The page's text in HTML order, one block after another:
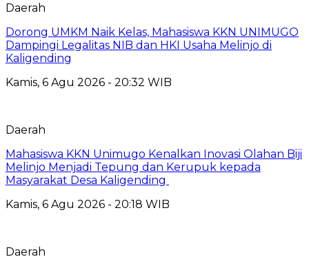
Daerah
Dorong UMKM Naik Kelas, Mahasiswa KKN UNIMUGO
Dampingi Legalitas NIB dan HKI Usaha Melinjo di
Kaligending
Kamis, 6 Agu 2026 - 20:32 WIB
Daerah
Mahasiswa KKN Unimugo Kenalkan Inovasi Olahan Biji
Melinjo Menjadi Tepung dan Kerupuk kepada
Masyarakat Desa Kaligending
Kamis, 6 Agu 2026 - 20:18 WIB
Daerah